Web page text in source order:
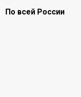
По всей России